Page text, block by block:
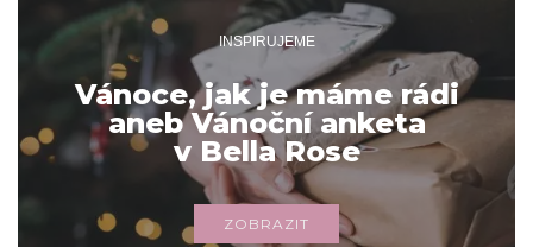
INSPIRUJEME
Vánoce, jak je máme rádi
aneb Vánoční anketa
v Bella Rose
ZOBRAZIT